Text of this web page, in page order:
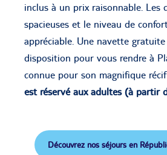
inclus à un prix raisonnable. Les
spacieuses et le niveau de
appréciable. Une navette
disposition pour vous rendre à
connue pour son magnifique récif
est réservé aux adultes (à partir
Découvrez nos séjours en